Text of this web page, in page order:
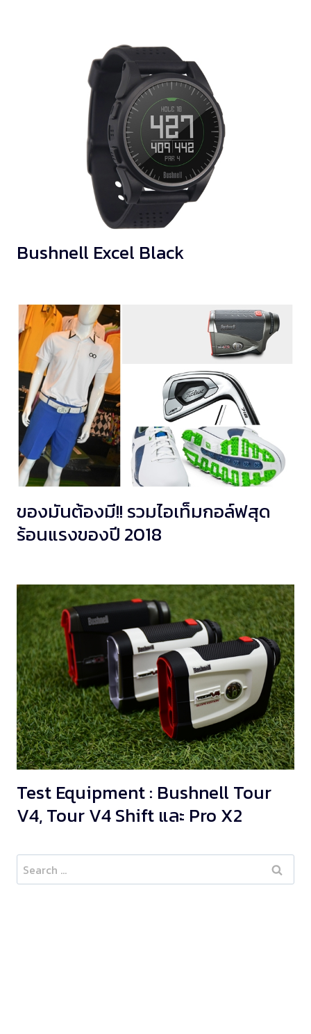
Bushnell Excel Black
ของมันต้องมี!! รวมไอเท็มกอล์ฟสุด
ร้อนแรงของปี 2018
Test Equipment : Bushnell Tour
V4, Tour V4 Shift และ Pro X2
Search
for: